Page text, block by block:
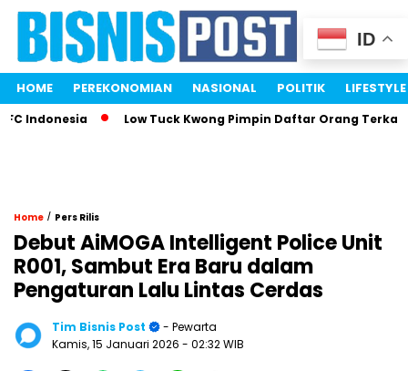
HOME PEREKONOMIAN NASIONAL POLITIK LIFESTYLE
Low Tuck Kwong Pimpin Daftar Orang Terkaya
Home / Pers Rilis
Debut AiMOGA Intelligent Police Unit
R001, Sambut Era Baru dalam
Pengaturan Lalu Lintas Cerdas
Tim Bisnis Post
- Pewarta
Kamis, 15 Januari 2026 - 02:32 WIB
ID